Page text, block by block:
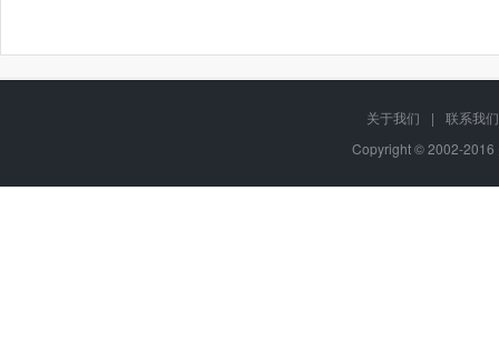
关于我们 |
联系我们
Copyright © 2002-